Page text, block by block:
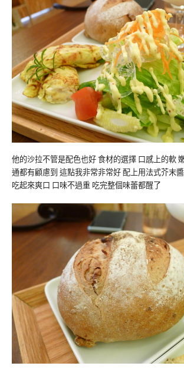
他的沙拉不管是配色也好 食材的選擇 口感上的軟
通都有顧慮到 這點我非常非常好 配上用法式芥末
吃起來爽口 口味不過重 吃完整個味蕾都醒了